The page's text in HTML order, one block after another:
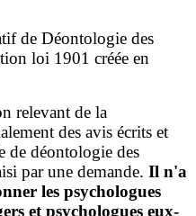
de Déontologie des
loi 1901 créée en
relevant de la
des avis écrits et
de déontologie des
par une demande. Il n'a
les psychologues
et psychologues eux-